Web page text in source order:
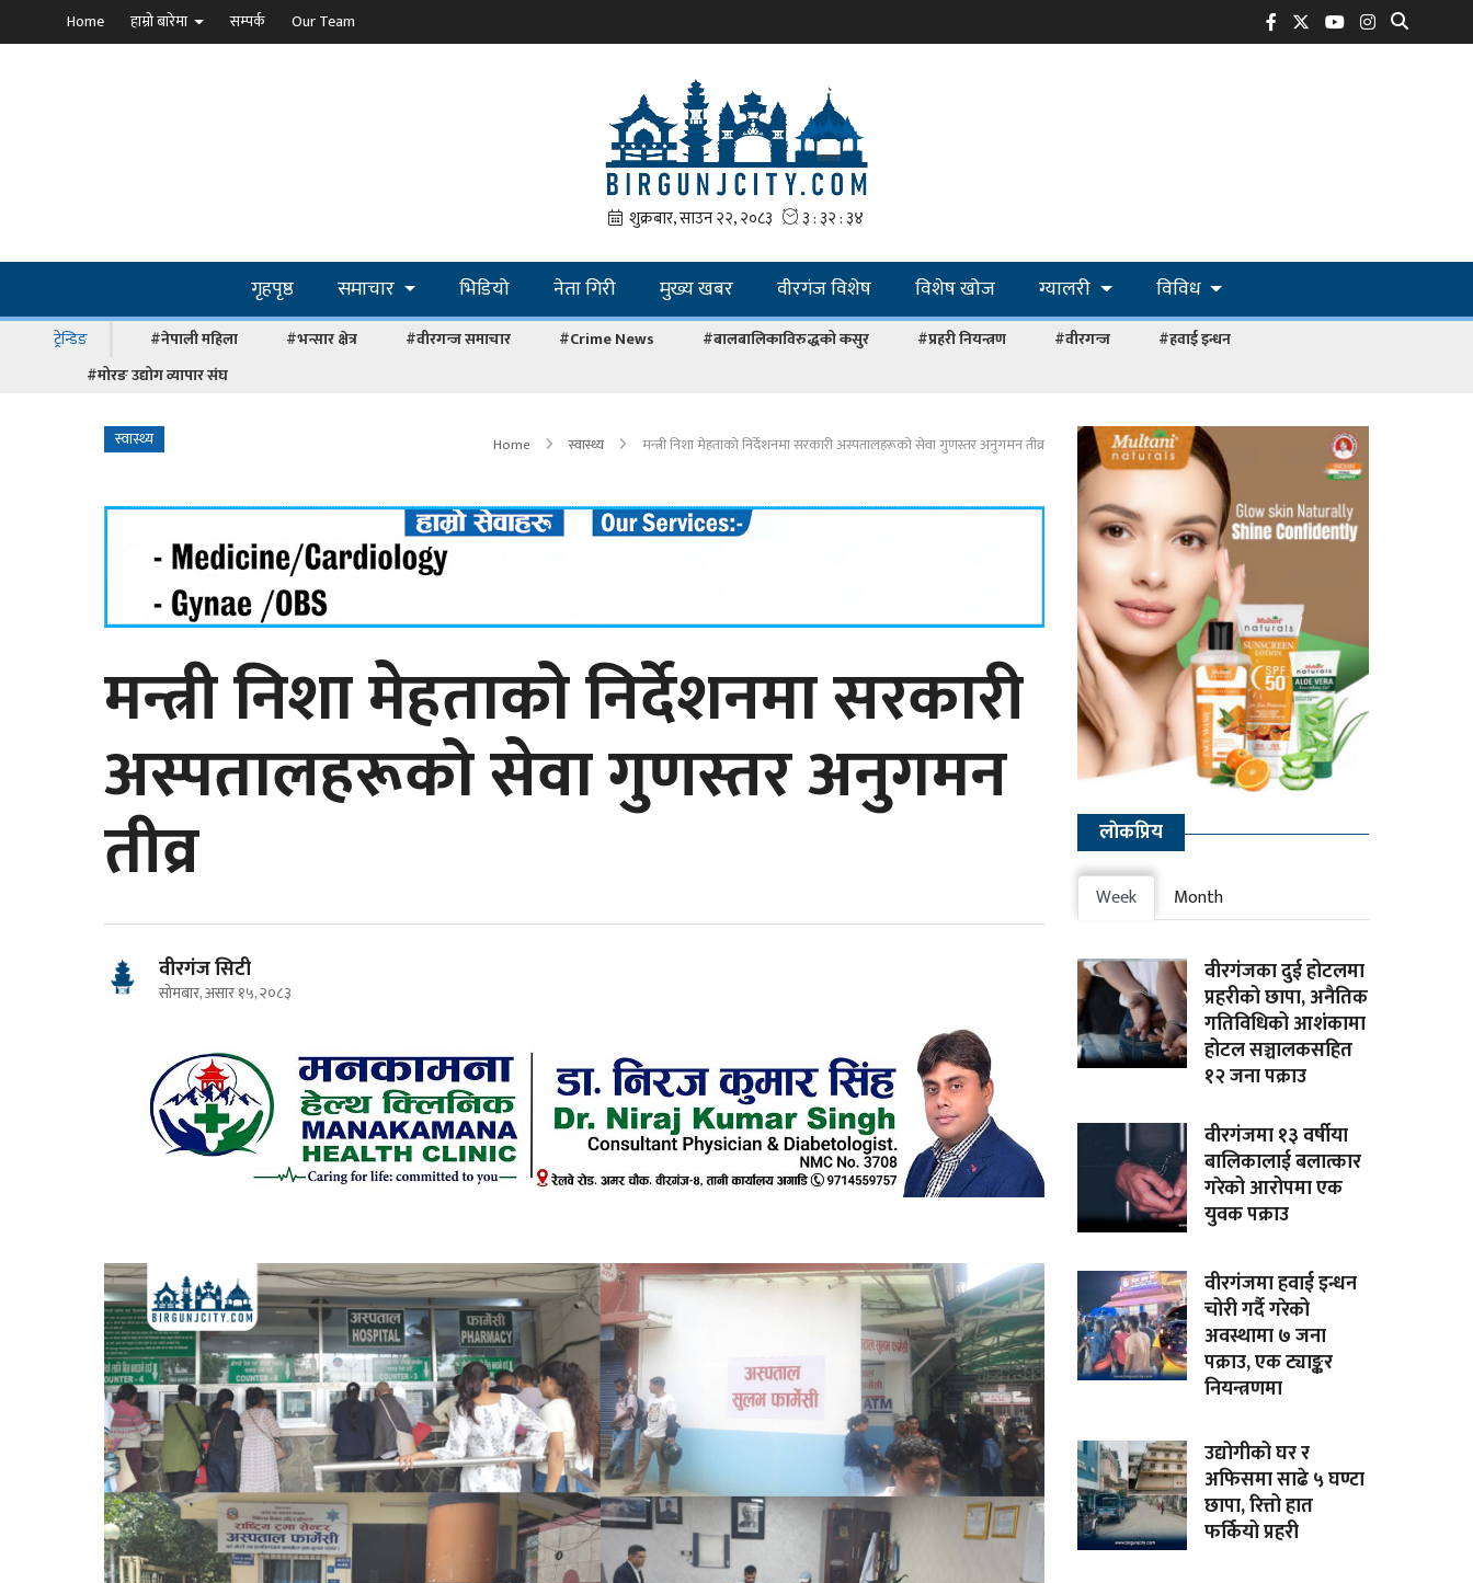
Home हाम्रो बारेमा सम्पर्क Our Team
गृहपृष्ठ समाचार भिडियो नेता गिरी मुख्य खबर वीरगंज विशेष विशेष खोज ग्यालरी विविध
ट्रेन्डिङ #नेपाली महिला #भन्सार क्षेत्र #वीरगन्ज समाचार #Crime News #बालबालिकाविरुद्धको कसुर #प्रहरी नियन्त्रण #वीरगन्ज
#हवाई इन्धन
#मोरङ उद्योग व्यापार संघ
स्वास्थ्य Home स्वास्थ्य मन्त्री निशा मेहताको निर्देशनमा सरकारी अस्पतालहरूको सेवा गुणस्तर अनुगमन तीव्र
मन्त्री निशा मेहताको निर्देशनमा सरकारी
अस्पतालहरूको सेवा गुणस्तर अनुगमन
तीव्र
वीरगंज सिटी
सोमबार, असार १५, २०८३
लाेकप्रिय
Week Month
वीरगंजका दुई होटलमा
प्रहरीको छापा, अनैतिक
गतिविधिको आशंकामा
होटल सञ्चालकसहित
१२ जना पक्राउ
वीरगंजमा १३ वर्षीया
बालिकालाई बलात्कार
गरेको आरोपमा एक
युवक पक्राउ
वीरगंजमा हवाई इन्धन
चोरी गर्दै गरेको
अवस्थामा ७ जना
पक्राउ, एक ट्याङ्कर
नियन्त्रणमा
उद्योगीको घर र
अफिसमा साढे ५ घण्टा
छापा, रित्तो हात
फर्कियो प्रहरी